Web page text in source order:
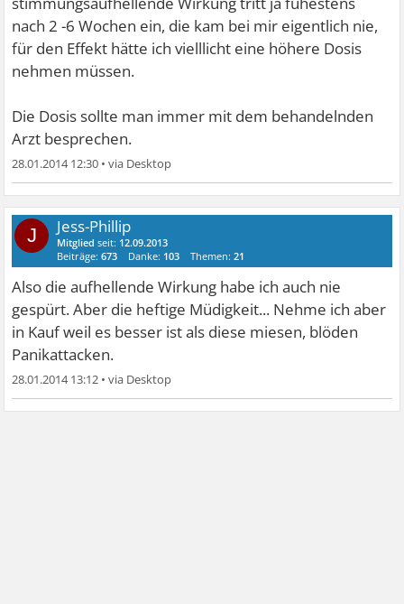
nach 2 -6 Wochen ein, die kam bei mir eigentlich nie,
für den Effekt hätte ich vielllicht eine höhere Dosis
nehmen müssen.
Die Dosis sollte man immer mit dem behandelnden
Arzt besprechen.
28.01.2014 12:30 •
J Jess-Phillip
Mitglied seit: 12.09.2013
Beiträge:673 Danke: 103 Themen:21
Also die aufhellende Wirkung habe ich auch nie
gespürt. Aber die heftige Müdigkeit... Nehme ich aber
in Kauf weil es besser ist als diese miesen, blöden
Panikattacken.
28.01.2014 13:12 •